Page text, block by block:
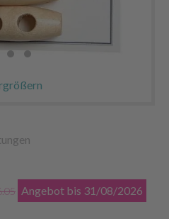
Angebot bis 31/08/2026